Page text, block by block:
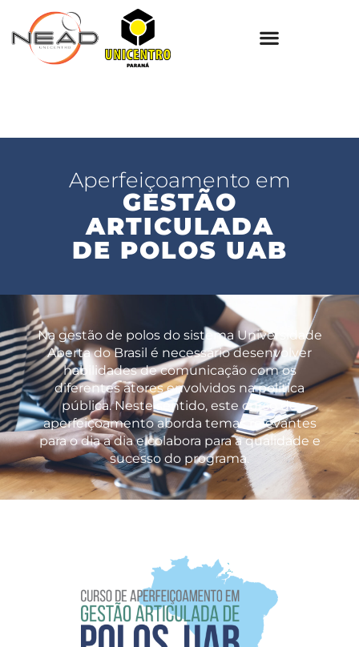
Aperfeiçoamento em
GESTÃO
ARTICULADA
DE POLOS UAB
Na gestão de polos do sistema Universidade
Aberta do Brasil é necessário desenvolver
habilidades de comunicação com os
diferentes atores envolvidos na política
pública. Neste sentido, este curso de
aperfeiçoamento aborda temas relevantes
para o dia a dia e colabora para a qualidade e
sucesso do programa.